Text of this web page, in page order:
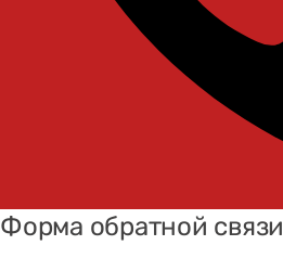
Форма обратной связи